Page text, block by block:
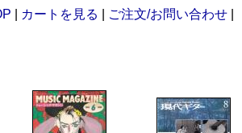
カートを見る ご注文/お問い合わせ